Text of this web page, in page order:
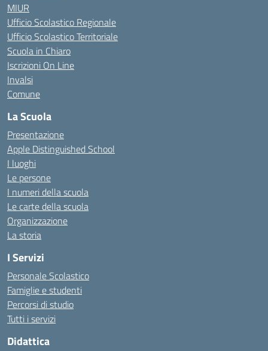
MIUR
Ufficio Scolastico Regionale
Ufficio Scolastico Territoriale
Scuola in Chiaro
Iscrizioni On Line
Invalsi
Comune
La Scuola
Presentazione
Apple Distinguished School
I luoghi
Le persone
I numeri della scuola
Le carte della scuola
Organizzazione
La storia
I Servizi
Personale Scolastico
Famiglie e studenti
Percorsi di studio
Tutti i servizi
Didattica